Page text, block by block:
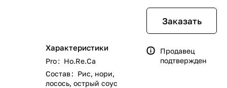
Характеристики
Pro: Ho.Re.Ca
Состав: Рис, нори,
лосось, острый соус
Заказать
Продавец
подтвержден